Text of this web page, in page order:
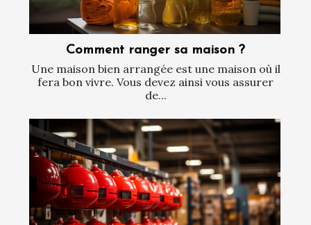
Comment ranger sa maison ?
Une maison bien arrangée est une maison où il
fera bon vivre. Vous devez ainsi vous assurer
de...